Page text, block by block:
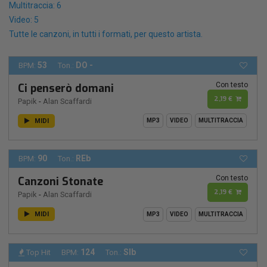
Multitraccia: 6
Video: 5
Tutte le canzoni, in tutti i formati, per questo artista.
BPM: 53 Ton.: DO -
Ci penserò domani
Papik - Alan Scaffardi
Con testo
2,19 €
MIDI MP3 VIDEO MULTITRACCIA
BPM: 90 Ton.: REb
Canzoni Stonate
Papik - Alan Scaffardi
Con testo
2,19 €
MIDI MP3 VIDEO MULTITRACCIA
Top Hit BPM: 124 Ton.: SIb